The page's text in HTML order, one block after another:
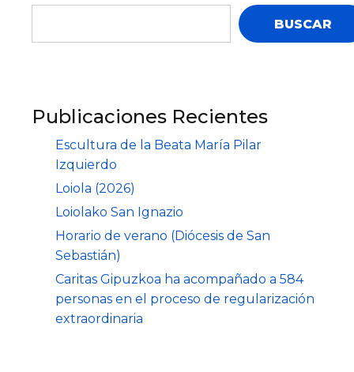
BUSCAR
Publicaciones Recientes
Escultura de la Beata María Pilar
Izquierdo
Loiola (2026)
Loiolako San Ignazio
Horario de verano (Diócesis de San
Sebastián)
Caritas Gipuzkoa ha acompañado a 584
personas en el proceso de regularización
extraordinaria